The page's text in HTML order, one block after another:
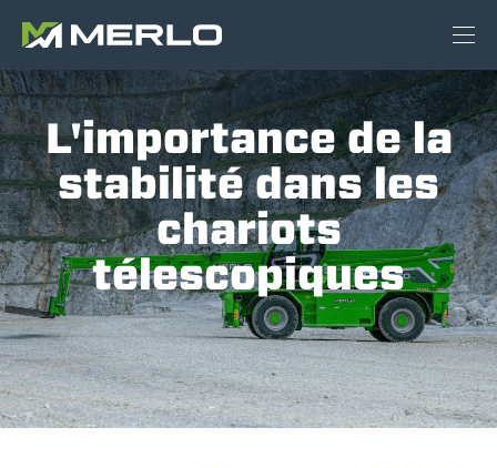
L'importance de la
stabilité dans les
chariots
télescopiques